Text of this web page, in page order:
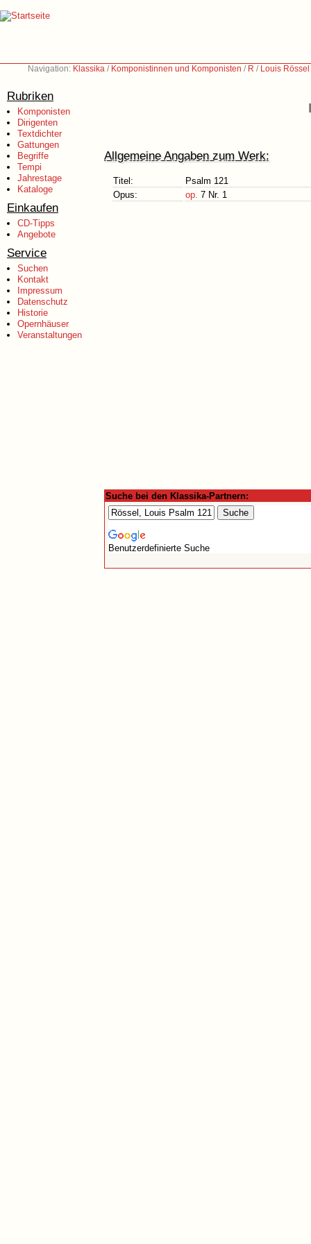
Navigation: Klassika / Komponistinnen und Komponisten / R / Louis
Rubriken
Komponisten
Dirigenten
Textdichter
Gattungen
Begriffe
Tempi
Jahrestage
Kataloge
Einkaufen
CD-Tipps
Angebote
Service
Suchen
Kontakt
Impressum
Datenschutz
Historie
Opernhäuser
Veranstaltungen
Allgemeine Angaben zum Werk:
Titel:
Psalm 121
Opus:
op. 7 Nr. 1
Suche bei den Klassika-Partnern:
Benutzerdefinierte Suche